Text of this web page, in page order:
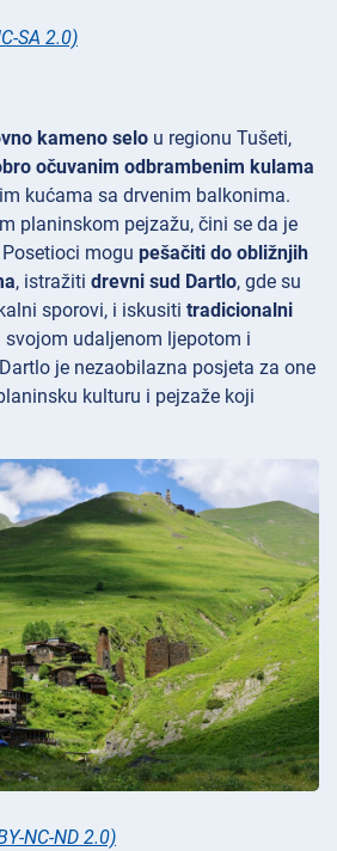
SA 2.0)
kameno selo u regionu Tušeti,
očuvanim odbrambenim kulama
kućama sa drvenim balkonima.
planinskom pejzažu, čini se da je
mogu pešačiti do obližnjih
, istražiti drevni sud Dartlo, gde su
sporovi, i iskusiti tradicionalni
svojom udaljenom ljepotom i
je nezaobilazna posjeta za one
kulturu i pejzaže koji
NC-ND 2.0)